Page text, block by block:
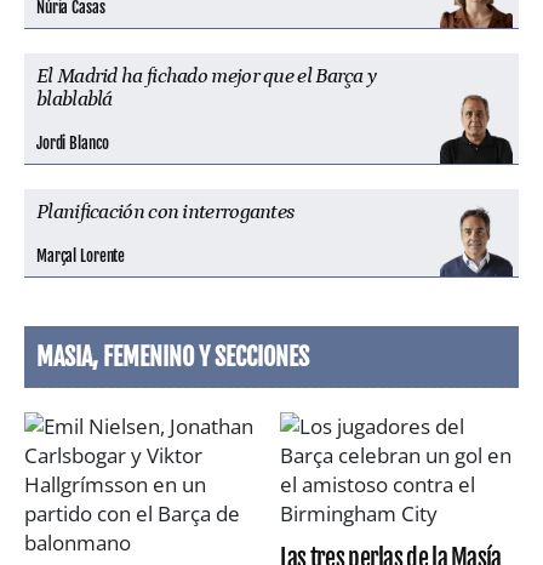
Núria Casas
El Madrid ha fichado mejor que el Barça y
blablablá
Jordi Blanco
Planificación con interrogantes
Marçal Lorente
MASIA, FEMENINO Y SECCIONES
Las tres perlas de la Masía